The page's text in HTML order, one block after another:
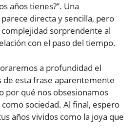
años tienes?”. Una
directa y sencilla, pero
sorprendente al
con el paso del tiempo.
a profundidad el
de esta frase aparentemente
por qué nos obsesionamos
sociedad. Al final, espero
años vividos como la joya que